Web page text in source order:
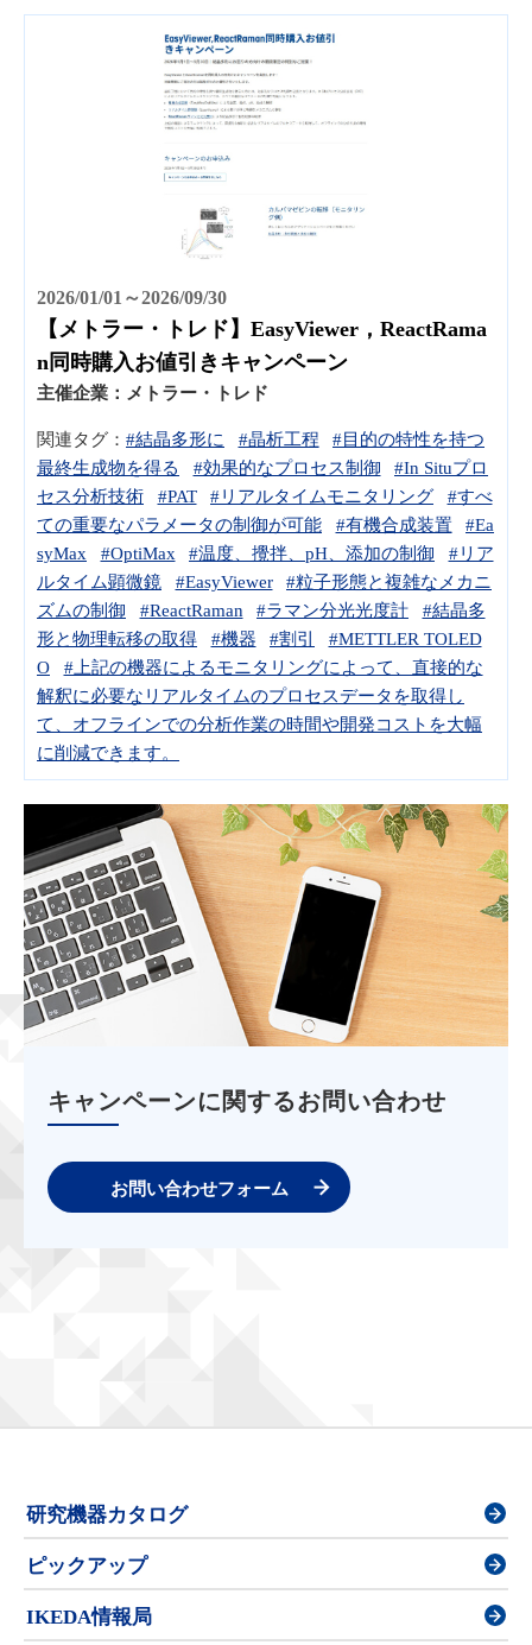
2026/01/01～2026/09/30
【メトラー・トレド】EasyViewer，ReactRama
n同時購入お値引きキャンペーン
主催企業： メトラー・トレド
関連タグ： #結晶多形に #晶析工程
#目的の特性を持つ
最終生成物を得る
#効果的なプロセス制御
#In Situプロ
セス分析技術
#PAT #リアルタイムモニタリング
#すべ
ての重要なパラメータの制御が可能
#有機合成装置
#Ea
syMax
#OptiMax #温度、攪拌、pH、添加の制御
#リア
ルタイム顕微鏡
#EasyViewer
#粒子形態と複雑なメカニ
ズムの制御
#ReactRaman #ラマン分光光度計
#結晶多
形と物理転移の取得
#機器 #割引
#METTLER TOLED
O
#上記の機器によるモニタリングによって、直接的な
解釈に必要なリアルタイムのプロセスデータを取得し
て、オフラインでの分析作業の時間や開発コストを大幅
に削減できます。
キャンペーンに関するお問い合わせ
お問い合わせフォーム
研究機器カタログ
ピックアップ
IKEDA情報局